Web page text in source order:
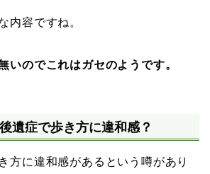
内容ですね。
いのでこれはガセのようです。
遺症で歩き方に違和感？
方に違和感があるという噂があり